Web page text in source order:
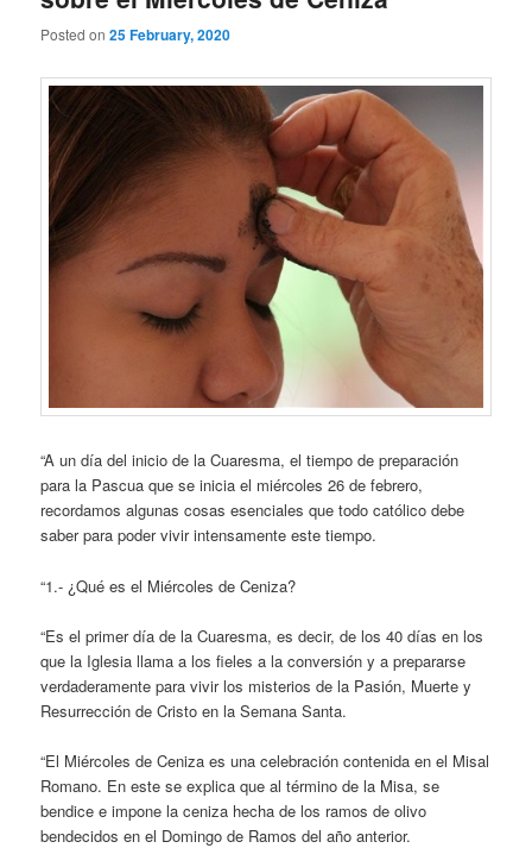
Posted on25 February, 2020
“A un día del inicio de la Cuaresma, el tiempo de preparación
para la Pascua que se inicia el miércoles 26 de febrero,
recordamos algunas cosas esenciales que todo católico debe
saber para poder vivir intensamente este tiempo.
“1.- ¿Qué es el Miércoles de Ceniza?
“Es el primer día de la Cuaresma, es decir, de los 40 días en los
que la Iglesia llama a los fieles a la conversión y a prepararse
verdaderamente para vivir los misterios de la Pasión, Muerte y
Resurrección de Cristo en la Semana Santa.
“El Miércoles de Ceniza es una celebración contenida en el Misal
Romano. En este se explica que al término de la Misa, se
bendice e impone la ceniza hecha de los ramos de olivo
bendecidos en el Domingo de Ramos del año anterior.